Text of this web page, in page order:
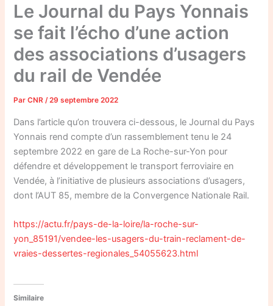
Le Journal du Pays Yonnais
se fait l’écho d’une action
des associations d’usagers
du rail de Vendée
ParCNR/29 septembre 2022
Dans l’article qu’on trouvera ci-dessous, le Journal du Pays
Yonnais rend compte d’un rassemblement tenu le 24
septembre 2022 en gare de La Roche-sur-Yon pour
défendre et développement le transport ferroviaire en
Vendée, à l’initiative de plusieurs associations d’usagers,
dont l’AUT 85, membre de la Convergence Nationale Rail.
https://actu.fr/pays-de-la-loire/la-roche-sur-
yon_85191/vendee-les-usagers-du-train-reclament-de-
vraies-dessertes-regionales_54055623.html
Similaire